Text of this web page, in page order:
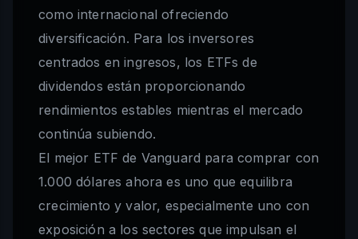
como internacional ofreciendo
diversificación. Para los inversores
centrados en ingresos, los ETFs de
dividendos están proporcionando
rendimientos estables mientras el mercado
continúa subiendo.
El mejor ETF de Vanguard para comprar con
1.000 dólares ahora es uno que equilibra
crecimiento y valor, especialmente uno con
exposición a los sectores que impulsan el